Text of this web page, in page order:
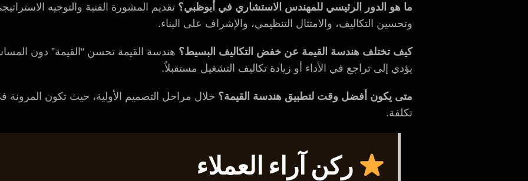
ما هو الدور الرئيسي للمهندس الاستشاري في أبوظبي؟ تقديم المشورة الفنية والتوجيه
وتحسين التكاليف، والامتثال التنظيمي، والإشراف على البناء.
كيف تختلف هندسة القيمة عن خفض التكاليف البسيط؟ هندسة القيمة تحسن “القيمة” دون
يؤدي إلى تراجع في الأداء أو زيادة تكاليف التشغيل مستقبلاً.
متى يكون أفضل وقت لتطبيق هندسة القيمة؟ خلال مراحل التصميم الأولية، حيث تكون المرونة
تكلفة.
ركن آراء العملاء